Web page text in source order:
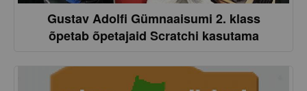
Gustav Adolfi Gümnaaisumi 2. klass
õpetab õpetajaid Scratchi kasutama